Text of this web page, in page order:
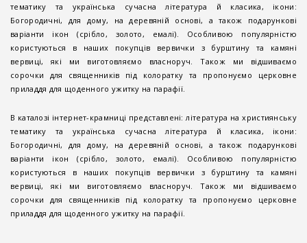
тематику та українська сучасна література й класика, ікони:
Богородичні, для дому, на деревяній основі, а також подарункові
варіанти ікон (срібло, золото, емалі). Особливою популярністю
користуються в наших покупців вервички з бурштину та камяні
вервиці, які ми виготовляємо власноруч. Також ми відшиваємо
сорочки для священників під колоратку та пропонуємо церковне
приладдя для щоденного ужитку на парафії.
В каталозі інтернет-крамниці представлені: література на християнську
тематику та українська сучасна література й класика, ікони:
Богородичні, для дому, на деревяній основі, а також подарункові
варіанти ікон (срібло, золото, емалі). Особливою популярністю
користуються в наших покупців вервички з бурштину та камяні
вервиці, які ми виготовляємо власноруч. Також ми відшиваємо
сорочки для священників під колоратку та пропонуємо церковне
приладдя для щоденного ужитку на парафії.